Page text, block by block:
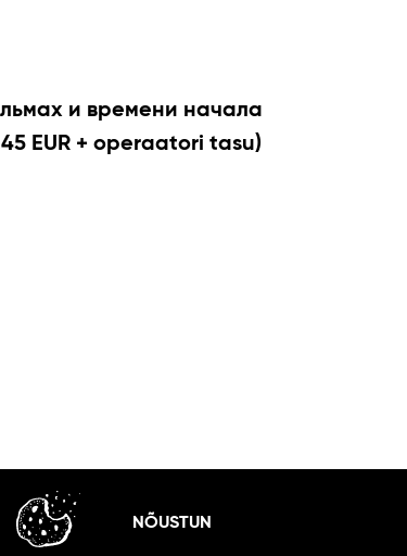
и времени начала
EUR + operaatori tasu)
NÕUSTUN